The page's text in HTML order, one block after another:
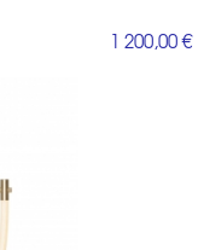
1 200,00 €